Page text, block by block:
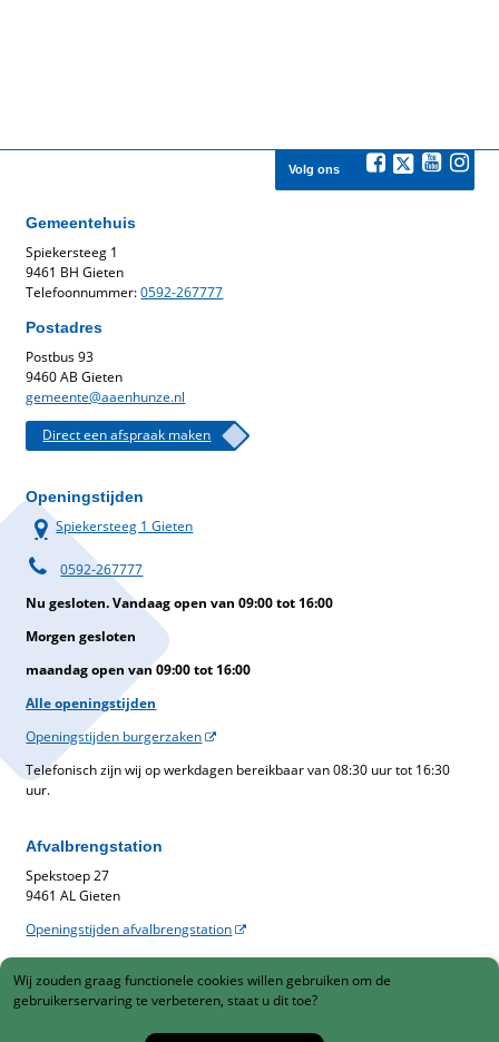
Wij zouden graag functionele cookies willen gebruiken om de
gebruikerservaring te verbeteren, staat u dit toe?
Volg ons
Gemeentehuis
Spiekersteeg 1
9461 BH Gieten
Telefoonnummer:0592-267777
Postadres
Postbus 93
9460 AB Gieten
gemeente@aaenhunze.nl
Direct een afspraak maken
Openingstijden
Spiekersteeg 1 Gieten
0592-267777
Nu gesloten. Vandaag open van 09:00 tot 16:00
Morgen gesloten
maandag open van 09:00 tot 16:00
Alle openingstijden
Openingstijden burgerzaken
Telefonisch zijn wij op werkdagen bereikbaar van 08:30 uur tot 16:30
uur.
Afvalbrengstation
Spekstoep 27
9461 AL Gieten
Openingstijden afvalbrengstation
Belastingen
Gemeentelijke belastingen